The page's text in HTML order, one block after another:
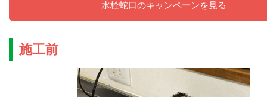
水栓蛇口のキャンペーンを見る
施工前